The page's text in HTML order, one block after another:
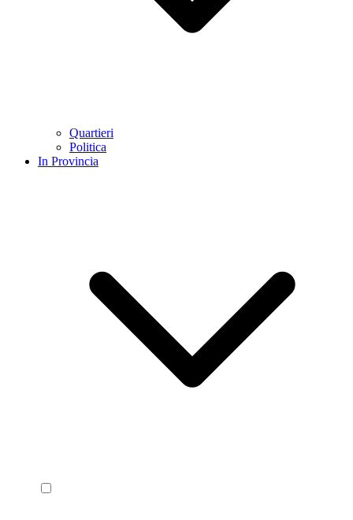
Quartieri
Politica
In Provincia